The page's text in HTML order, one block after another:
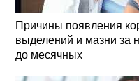
Причины появления
выделений и мазни за
до месячных